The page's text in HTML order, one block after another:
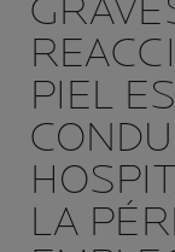
PIEL
LA